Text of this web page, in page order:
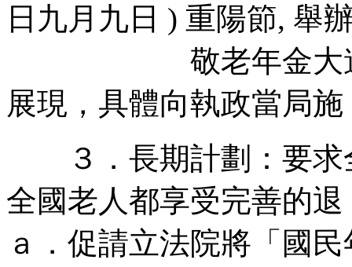
日九月九日 ) 重陽節, 舉
敬老年金大遊行
展現，具體向執政
３．長期計劃：要求
全國老人都享受
ａ．促請立法院將「國